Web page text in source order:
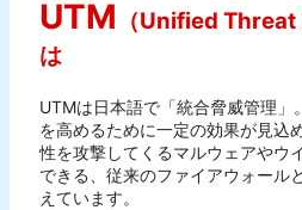
UTM （Unified
は
UTMは日本語で「統合脅威管理」
を高めるために一定の効果が見込
性を攻撃してくるマルウェアやウ
できる、従来のファイアウォール
えています。